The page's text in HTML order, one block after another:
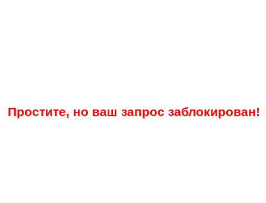
Простите, но ваш запрос заблокирован!